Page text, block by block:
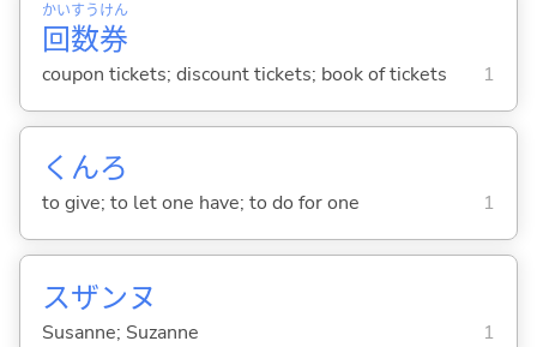
回
かい
数
すう
券
けん
coupon tickets; discount tickets; book of tickets 1
くんろ
to give; to let one have; to do for one 1
スザンヌ
Susanne; Suzanne 1